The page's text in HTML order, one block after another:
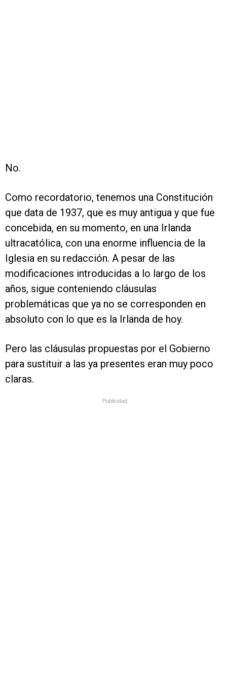
No.
Como recordatorio, tenemos una Constitución
que data de 1937, que es muy antigua y que fue
concebida, en su momento, en una Irlanda
ultracatólica, con una enorme influencia de la
Iglesia en su redacción. A pesar de las
modificaciones introducidas a lo largo de los
años, sigue conteniendo cláusulas
problemáticas que ya no se corresponden en
absoluto con lo que es la Irlanda de hoy.
Pero las cláusulas propuestas por el Gobierno
para sustituir a las ya presentes eran muy poco
claras.
Publicidad